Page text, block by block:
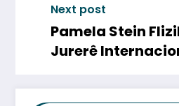
Next post
Pamela Stein
Jurerê